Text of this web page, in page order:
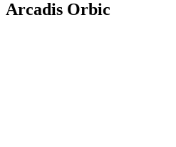
Arcadis Orbic